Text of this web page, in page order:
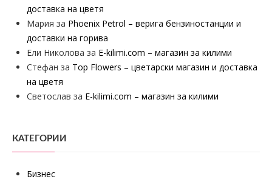
доставка на цветя
Мария за Phoenix Petrol – верига бензиностанции и
доставки на горива
Ели Николова за E-kilimi.com – магазин за килими
Стефан за Top Flowers – цветарски магазин и доставка
на цветя
Светослав за E-kilimi.com – магазин за килими
КАТЕГОРИИ
Бизнес